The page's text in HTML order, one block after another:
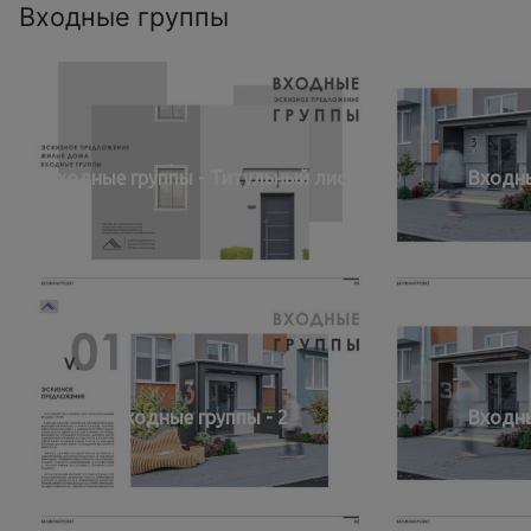
Входные группы
Входные группы - Титульный лист
Входные группы - 2